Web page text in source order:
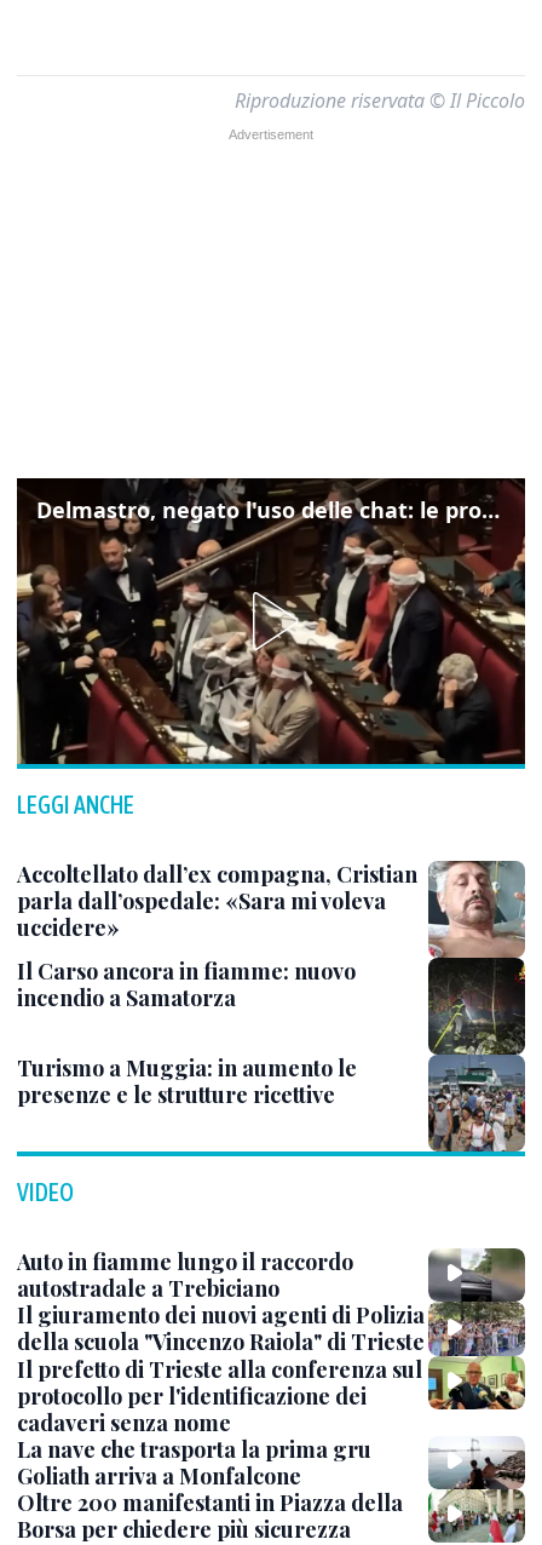
Riproduzione riservata © Il Piccolo
Delmastro, negato l'uso delle chat: le proteste di Avs e M5s
LEGGI ANCHE
Accoltellato dall’ex compagna, Cristian
parla dall’ospedale: «Sara mi voleva
uccidere»
Il Carso ancora in fiamme: nuovo
incendio a Samatorza
Turismo a Muggia: in aumento le
presenze e le strutture ricettive
VIDEO
Auto in fiamme lungo il raccordo
autostradale a Trebiciano
Il giuramento dei nuovi agenti di Polizia
della scuola "Vincenzo Raiola" di Trieste
Il prefetto di Trieste alla conferenza sul
protocollo per l'identificazione dei
cadaveri senza nome
La nave che trasporta la prima gru
Goliath arriva a Monfalcone
Oltre 200 manifestanti in Piazza della
Borsa per chiedere più sicurezza